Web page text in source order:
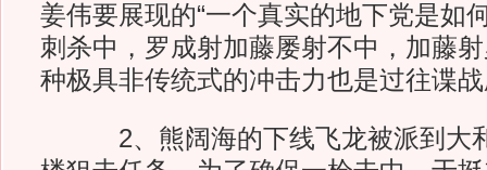
姜伟要展现的“一个真实的地下党是如
刺杀中，罗成射加藤屡射不中，加藤
种极具非传统式的冲击力也是过往谍
2、熊阔海的下线飞龙被派到大和